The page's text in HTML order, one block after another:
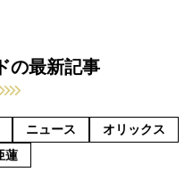
の最新記事
ニュース
オリックス
蓮